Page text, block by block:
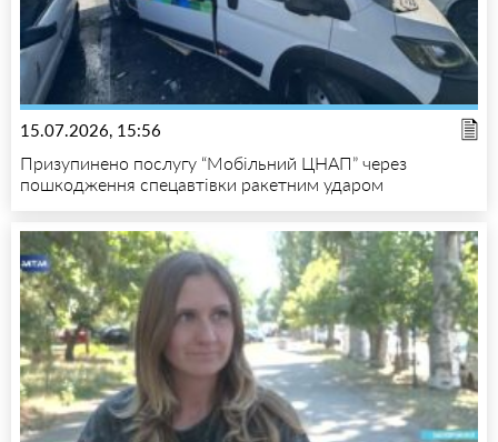
15.07.2026, 15:56
Призупинено послугу “Мобільний ЦНАП” через
пошкодження спецавтівки ракетним ударом